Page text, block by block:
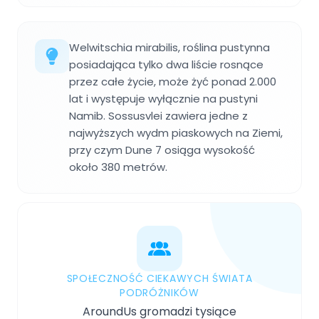
Welwitschia mirabilis, roślina pustynna
posiadająca tylko dwa liście rosnące
przez całe życie, może żyć ponad 2.000
lat i występuje wyłącznie na pustyni
Namib. Sossusvlei zawiera jedne z
najwyższych wydm piaskowych na Ziemi,
przy czym Dune 7 osiąga wysokość
około 380 metrów.
SPOŁECZNOŚĆ CIEKAWYCH ŚWIATA
PODRÓŻNIKÓW
AroundUs gromadzi tysiące